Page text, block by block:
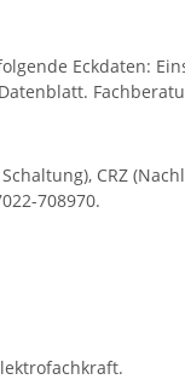
Eckdaten:
CRZ
708970.